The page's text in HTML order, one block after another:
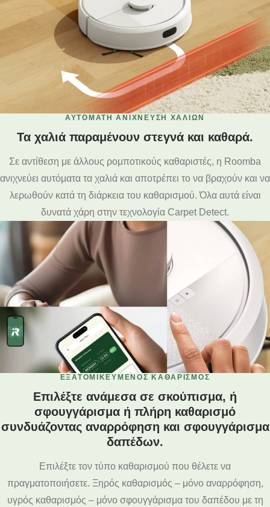
ΑΥΤΌΜΑΤΗ ΑΝΊΧΝΕΥΣΗ ΧΑΛΙΏΝ
Τα χαλιά παραμένουν στεγνά και καθαρά.
Σε αντίθεση με άλλους ρομποτικούς καθαριστές, η Roomba
ανιχνεύει αυτόματα τα χαλιά και αποτρέπει το να βραχούν και να
λερωθούν κατά τη διάρκεια του καθαρισμού. Όλα αυτά είναι
δυνατά χάρη στην τεχνολογία Carpet Detect.
ΕΞΑΤΟΜΙΚΕΥΜΈΝΟΣ ΚΑΘΑΡΙΣΜΌΣ
Επιλέξτε ανάμεσα σε σκούπισμα, ή
σφουγγάρισμα ή πλήρη καθαρισμό
συνδυάζοντας αναρρόφηση και σφουγγάρισμα
δαπέδων.
Επιλέξτε τον τύπο καθαρισμού που θέλετε να
πραγματοποιήσετε. Ξηρός καθαρισμός – μόνο αναρρόφηση,
υγρός καθαρισμός – μόνο σφουγγάρισμα του δαπέδου με τη